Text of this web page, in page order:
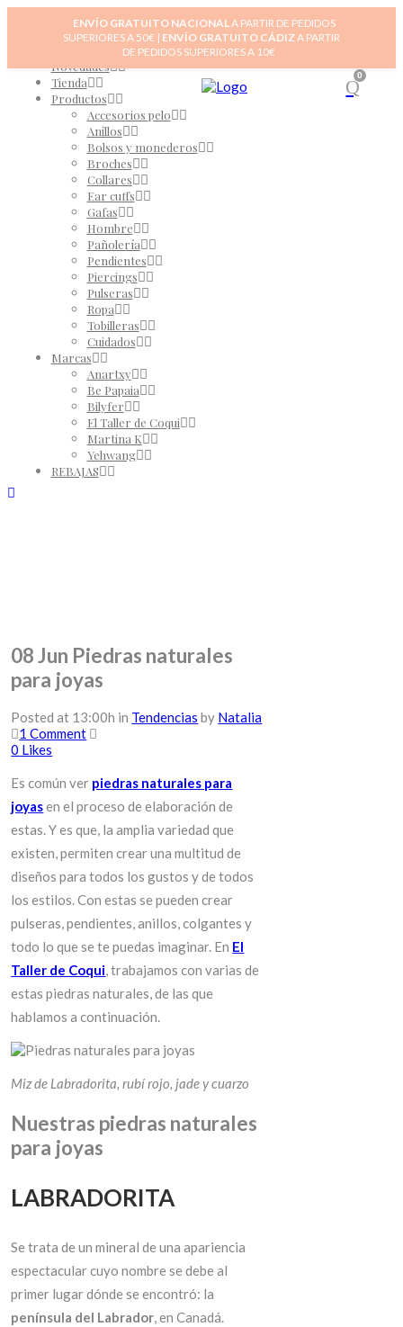
0
Novedades
Tienda
Productos
Accesorios pelo
Anillos
Bolsos y monederos
Broches
Collares
Ear cuffs
Gafas
Hombre
Pañolería
Pendientes
Piercings
Pulseras
Ropa
Tobilleras
Cuidados
Marcas
Anartxy
Be Papaia
Bilyfer
El Taller de Coqui
Martina K
Yehwang
REBAJAS
08 Jun Piedras naturales
para joyas
Posted at 13:00h in Tendencias by Natalia
1 Comment
0 Likes
Es común ver piedras naturales para
joyasen el proceso de elaboración de
estas. Y es que, la amplia variedad que
existen, permiten crear una multitud de
diseños para todos los gustos y de todos
los estilos. Con estas se pueden crear
pulseras, pendientes, anillos, colgantes y
todo lo que se te puedas imaginar. En El
Taller de Coqui , trabajamos con varias de
estas piedras naturales, de las que
hablamos a continuación.
Miz de Labradorita, rubí rojo, jade y cuarzo
Nuestras piedras naturales
para joyas
LABRADORITA
Se trata de un mineral de una apariencia
espectacular cuyo nombre se debe al
primer lugar dónde se encontró: la
península del Labrador, en Canadá.
ENVÍO GRATUITO NACIONALA PARTIR DE PEDIDOS
SUPERIORES A 50€ | ENVÍO GRATUITO CÁDIZA PARTIR
DE PEDIDOS SUPERIORES A 10€